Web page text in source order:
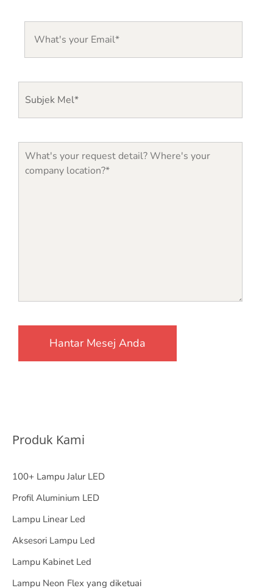
Produk Kami
100+ Lampu Jalur LED
Profil Aluminium LED
Lampu Linear Led
Aksesori Lampu Led
Lampu Kabinet Led
Lampu Neon Flex yang diketuai